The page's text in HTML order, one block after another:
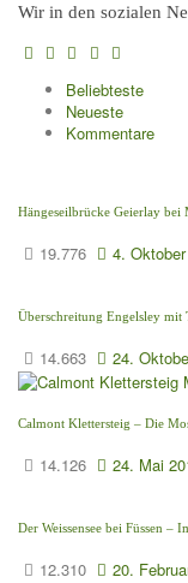
Wir in den sozialen
Beliebteste
Neueste
Kommentare
Hängeseilbrücke Geierlay
19.776 4.
Überschreitung Engelsley mit
14.663 24.
Calmont Klettersteig – Die
14.126 24. Mai
Der Weissensee bei Füssen –
12.310 20.